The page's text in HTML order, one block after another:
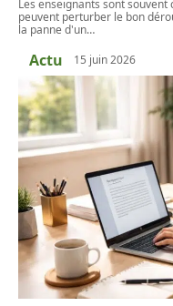
Les enseignants sont
peuvent perturber le bon
la panne d'un…
Actu 15 juin 2026